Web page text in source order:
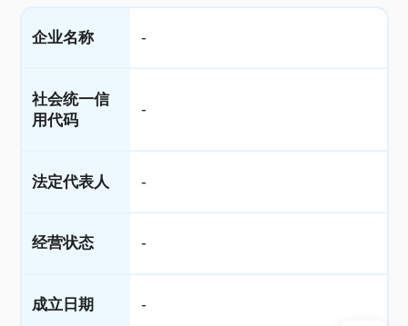
企业名称 -
社会统一信
用代码
-
法定代表人 -
经营状态 -
成立日期 -